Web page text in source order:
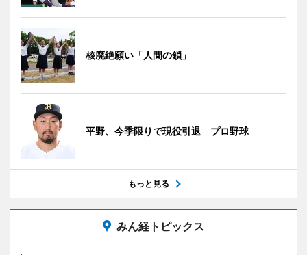
核廃絶願い「人間の鎖」
平野、今季限りで現役引退 プロ野球
もっと見る
みん経トピックス